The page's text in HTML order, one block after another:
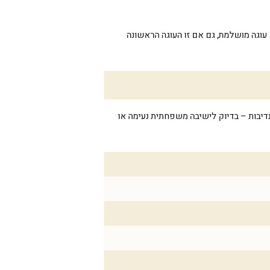
מושלמת, גם אם זו העוגה הראשונה
אחת בתבנית עגולה בקוטר 24 ס"מ, שתספיק לכ-10 פרוסות נדיבות – בדיוק לישיבה משפחתית נעימה או